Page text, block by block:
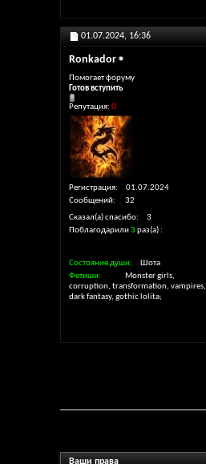
01.07.2024, 16:36
Ronkador
Помогает форуму
Готов вступить
Репутация: 0
Регистрация
01.07.2024
Сообщений
32
Сказал(а) спасибо
3
Поблагодарили3 раз(а)
Состояние души
Шота
Фетиши
Monster girls,
corruption, transformation, vampires,
dark fantasy, gothic lolita;
Ваши права